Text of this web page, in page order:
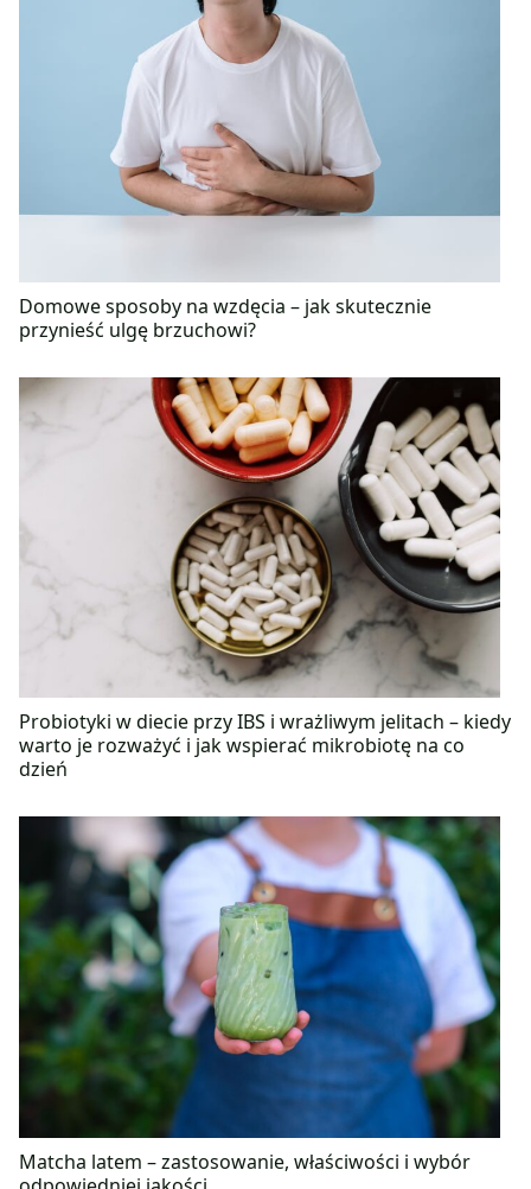
Domowe sposoby na wzdęcia – jak skutecznie
przynieść ulgę brzuchowi?
Probiotyki w diecie przy IBS i wrażliwym jelitach – kiedy
warto je rozważyć i jak wspierać mikrobiotę na co
dzień
Matcha latem – zastosowanie, właściwości i wybór